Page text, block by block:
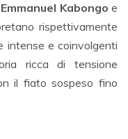
Emmanuel Kabongo e
rispettivamente
intense e coinvolgenti
ricca di tensione
il fiato sospeso fino